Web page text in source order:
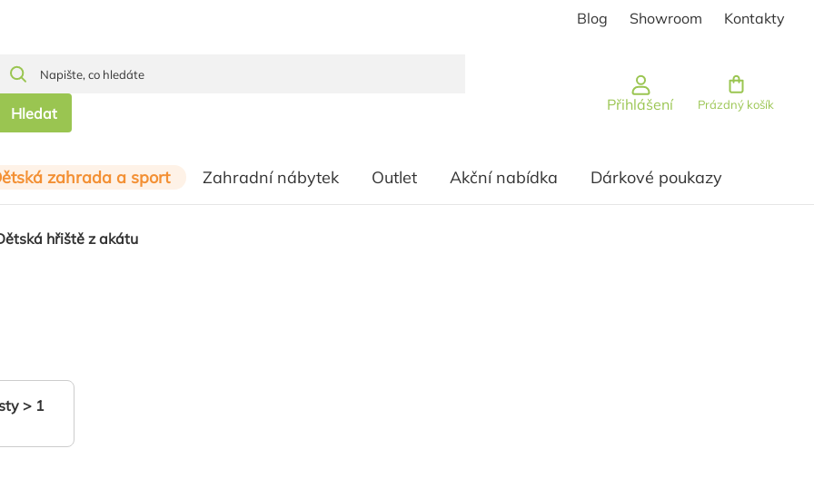
Blog Showroom Kontakty
Hledat Přihlášení Nákupní košík
Prázdný košík
zahrada a sport Zahradní nábytek Outlet Akční nabídka Dárkové poukazy
hřiště z akátu
> 1